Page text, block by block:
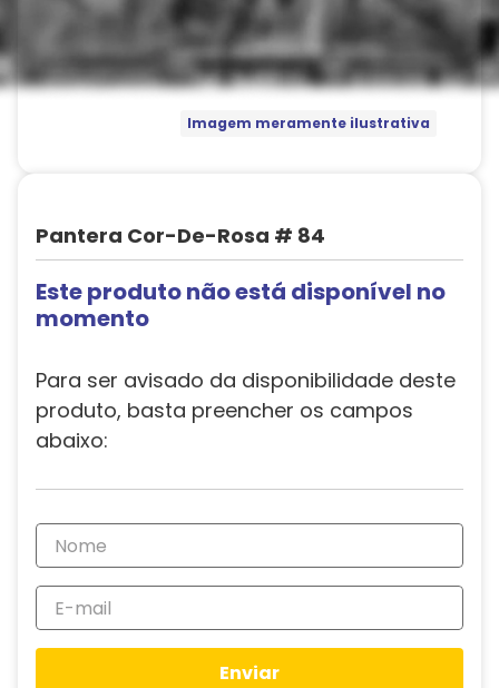
Imagem meramente ilustrativa
Pantera Cor-De-Rosa # 84
Este produto não está disponível no
momento
Para ser avisado da disponibilidade deste
produto, basta preencher os campos
abaixo:
Enviar